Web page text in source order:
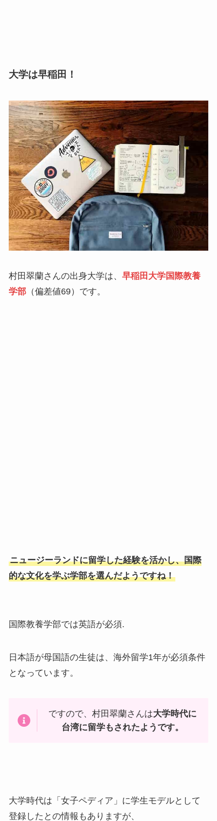
大学は早稲田！
村田翠蘭さんの出身大学は、 早稲田大学国際教養
学部（偏差値69）です。
ニュージーランドに留学した経験を活かし、国際
的な文化を学ぶ学部を選んだようですね！
国際教養学部では英語が必須.
日本語が母国語の生徒は、海外留学1年が必須条件
となっています。
ですので、村田翠蘭さんは大学時代に
台湾に留学もされたようです。
大学時代は「女子ペディア」に学生モデルとして
登録したとの情報もありますが、